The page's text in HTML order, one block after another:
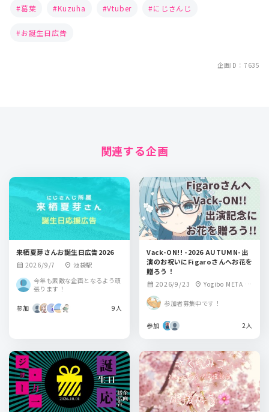
葛葉 Kuzuha Vtuber にじさんじ
お誕生日広告
企画ID：7635
関連する企画
来栖夏芽さんお誕生日広告2026
calendar_month 2026/9/7 location_on 池袋駅
今年も素敵な企画となるよう頑
張ります！
参加 9人
Vack-ON!! -2026 AUTUMN-出
演のお祝いにFigaroさんへお花を
贈ろう！
calendar_month 2026/9/23 location_on Yogibo META V
参加者募集中です！
参加 2人